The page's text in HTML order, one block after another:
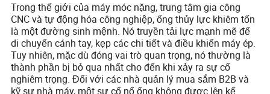
Trong thế giới của máy móc nặng, trung tâm gia công
CNC và tự động hóa công nghiệp, ống thủy lực khiêm tốn
là một đường sinh mệnh. Nó truyền tải lực mạnh mẽ để
di chuyển cánh tay, kẹp các chi tiết và điều khiển máy ép.
Tuy nhiên, mặc dù đóng vai trò quan trọng, nó thường là
thành phần bị bỏ qua nhất cho đến khi xảy ra sự cố
nghiêm trọng. Đối với các nhà quản lý mua sắm B2B và
kỹ sư nhà máy, một sự cố nổ ống không được lên kế